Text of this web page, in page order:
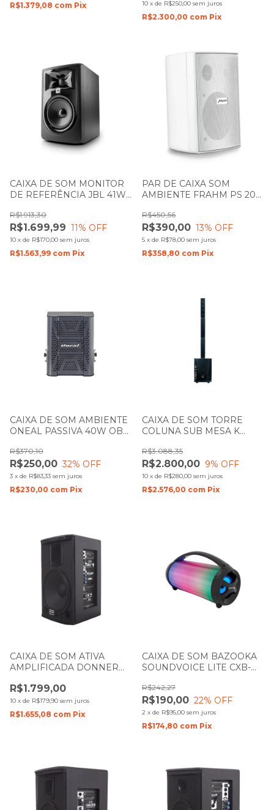
R$1.379,08 com Pix 10 x de R$250,00 sem juros
R$2.300,00 com Pix
CAIXA DE SOM MONITOR
DE REFERÊNCIA JBL 41W
UNIDADE
R$1.699,99
R$1.913,30
11% OFF
10 x de R$170,00 sem juros
R$1.563,99 com Pix
PAR DE CAIXA SOM
AMBIENTE FRAHM PS 200
R$390,00
R$450,56
13% OFF
5 x de R$78,00 sem juros
R$358,80 com Pix
CAIXA DE SOM AMBIENTE
ONEAL PASSIVA 40W OB
R$250,00
R$370,10
32% OFF
3 x de R$83,33 sem juros
R$230,00 com Pix
CAIXA DE SOM TORRE
COLUNA SUB MESA K
R$2.800,00
R$3.088,35
9% OFF
10 x de R$280,00 sem juros
R$2.576,00 com Pix
CAIXA DE SOM ATIVA
AMPLIFICADA DONNER
R$1.799,00
10 x de R$179,90 sem juros
R$1.655,08 com Pix
CAIXA DE SOM BAZOOKA
SOUNDVOICE LITE CXB-
R$190,00
R$242,27
22% OFF
2 x de R$95,00 sem juros
R$174,80 com Pix